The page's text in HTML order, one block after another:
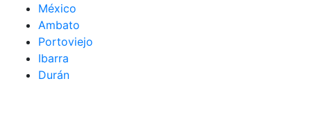
México
Ambato
Portoviejo
Ibarra
Durán